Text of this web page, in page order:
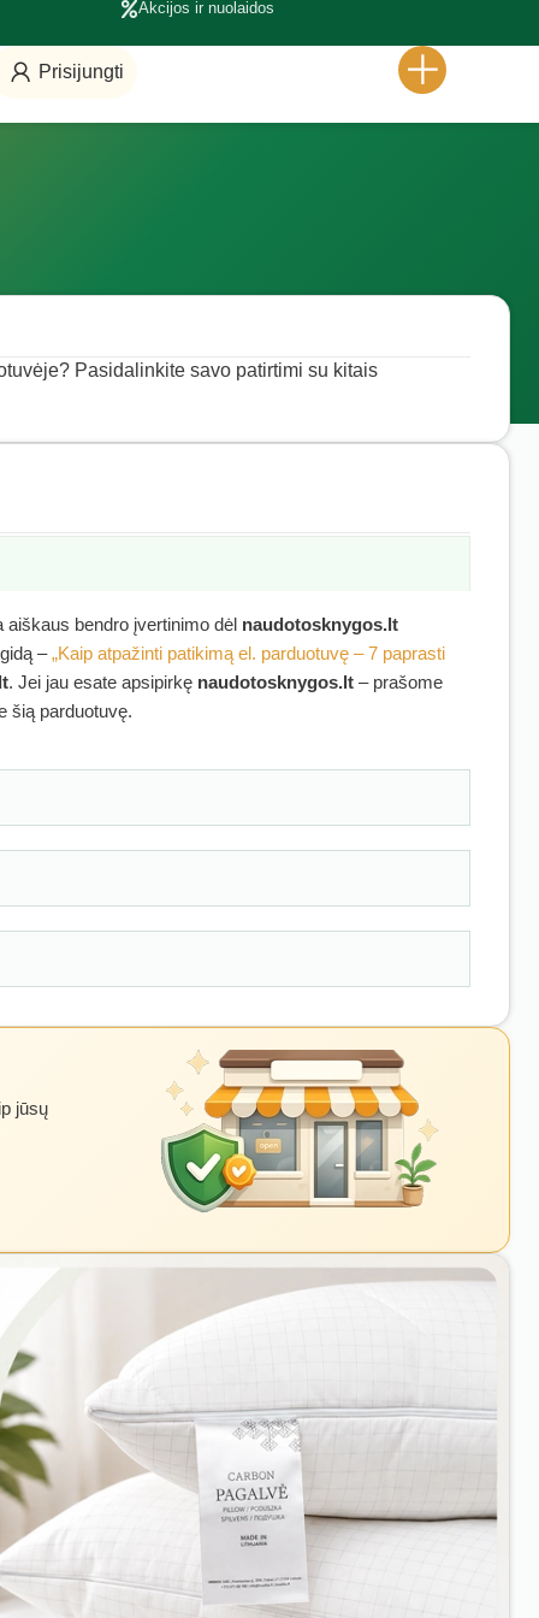
Akcijos ir nuolaidos
Prisijungti
Pasidalinkite savo patirtimi su kitais
aiškaus bendro įvertinimo dėl naudotosknygos.lt
–„Kaip atpažinti patikimą el. parduotuvę – 7 paprasti
. Jei jau esate apsipirkę naudotosknygos.lt – prašome
šią parduotuvę.
jūsų